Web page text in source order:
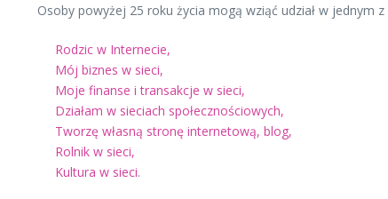
Osoby powyżej 25 roku życia mogą wziąć udział w jednym
Rodzic w Internecie,
Mój biznes w sieci,
Moje finanse i transakcje w sieci,
Działam w sieciach społecznościowych,
Tworzę własną stronę internetową, blog,
Rolnik w sieci,
Kultura w sieci.